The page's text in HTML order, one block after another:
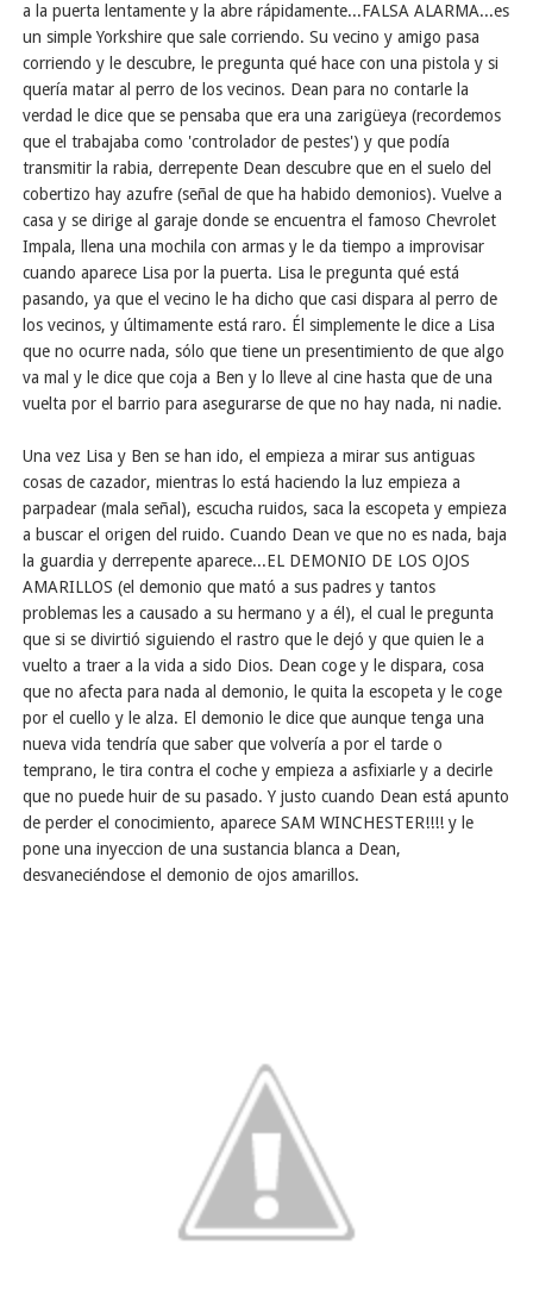
a la puerta lentamente y la abre rápidamente...FALSA ALARMA...es
un simple Yorkshire que sale corriendo. Su vecino y amigo pasa
corriendo y le descubre, le pregunta qué hace con una pistola y si
quería matar al perro de los vecinos. Dean para no contarle la
verdad le dice que se pensaba que era una zarigüeya (recordemos
que el trabajaba como 'controlador de pestes') y que podía
transmitir la rabia, derrepente Dean descubre que en el suelo del
cobertizo hay azufre (señal de que ha habido demonios). Vuelve a
casa y se dirige al garaje donde se encuentra el famoso Chevrolet
Impala, llena una mochila con armas y le da tiempo a improvisar
cuando aparece Lisa por la puerta. Lisa le pregunta qué está
pasando, ya que el vecino le ha dicho que casi dispara al perro de
los vecinos, y últimamente está raro. Él simplemente le dice a Lisa
que no ocurre nada, sólo que tiene un presentimiento de que algo
va mal y le dice que coja a Ben y lo lleve al cine hasta que de una
vuelta por el barrio para asegurarse de que no hay nada, ni nadie.
Una vez Lisa y Ben se han ido, el empieza a mirar sus antiguas
cosas de cazador, mientras lo está haciendo la luz empieza a
parpadear (mala señal), escucha ruidos, saca la escopeta y empieza
a buscar el origen del ruido. Cuando Dean ve que no es nada, baja
la guardia y derrepente aparece...EL DEMONIO DE LOS OJOS
AMARILLOS (el demonio que mató a sus padres y tantos
problemas les a causado a su hermano y a él), el cual le pregunta
que si se divirtió siguiendo el rastro que le dejó y que quien le a
vuelto a traer a la vida a sido Dios. Dean coge y le dispara, cosa
que no afecta para nada al demonio, le quita la escopeta y le coge
por el cuello y le alza. El demonio le dice que aunque tenga una
nueva vida tendría que saber que volvería a por el tarde o
temprano, le tira contra el coche y empieza a asfixiarle y a decirle
que no puede huir de su pasado. Y justo cuando Dean está apunto
de perder el conocimiento, aparece SAM WINCHESTER!!!! y le
pone una inyeccion de una sustancia blanca a Dean,
desvaneciéndose el demonio de ojos amarillos.